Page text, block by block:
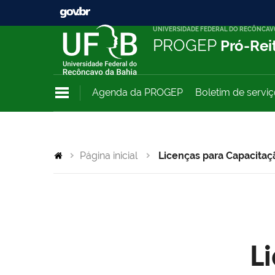
UNIVERSIDADE FEDERAL DO
PROGEP Pró-
Agenda da PROGEP Boletim de
Página inicial Licenças para